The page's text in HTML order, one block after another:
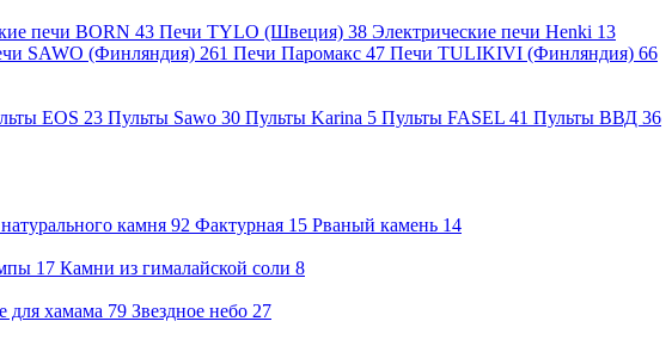
печи BORN 43 Печи TYLO (Швеция) 38 Электрические печи Henki 13
SAWO (Финляндия) 261 Печи Паромакс 47 Печи TULIKIVI (Финляндия) 66
EOS 23 Пульты Sawo 30 Пульты Karina 5 Пульты FASEL 41 Пульты ВВД 36
камня 92 Фактурная 15 Рваный камень 14
17 Камни из гималайской соли 8
для хамама 79 Звездное небо 27